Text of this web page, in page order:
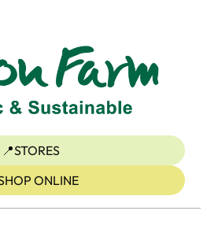
📍STORES
ONLINE